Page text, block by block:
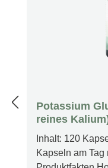
Potassium
reines
Inhalt: 120
Kapseln am